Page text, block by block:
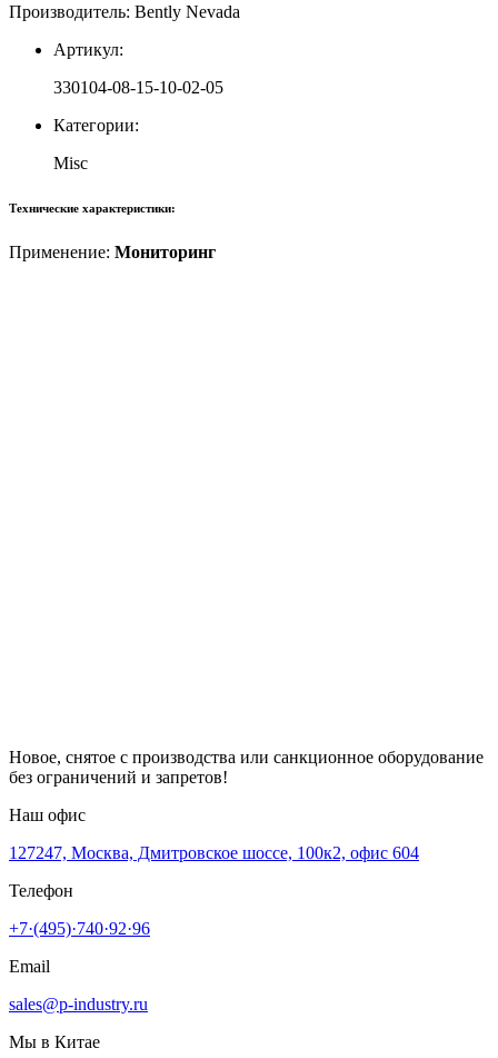
Производитель: Bently Nevada
Артикул:
330104-08-15-10-02-05
Категории:
Misc
Технические характеристики:
Применение: Мониторинг
Новое, снятое с производства или санкционное оборудование
без ограничений и запретов!
Наш офис
127247, Москва, Дмитровское шоссе, 100к2, офис 604
Телефон
+7·(495)·740·92·96
Email
sales@p-industry.ru
Мы в Китае